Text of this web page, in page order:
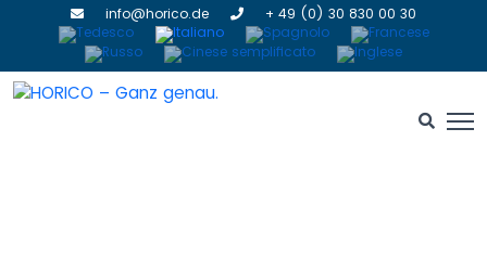
info@horico.de + 49 (0) 30 830 00 30